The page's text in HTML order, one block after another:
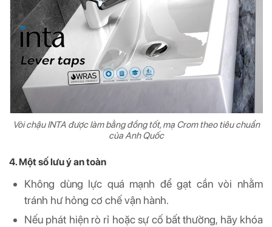
Vòi chậu INTA được làm bằng đồng tốt, mạ Crom theo tiêu chuẩn
của Anh Quốc
4. Một số lưu ý an toàn
Không dùng lực quá mạnh để gạt cần vòi nhằm
tránh hư hỏng cơ chế vận hành.
Nếu phát hiện rò rỉ hoặc sự cố bất thường, hãy khóa